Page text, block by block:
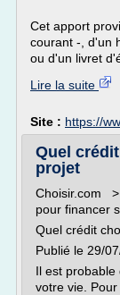
Cet apport
courant -, d'un
ou d'un livret
Lire la suite
Site : https://
Quel
projet
Choisir.com
pour financer
Quel crédit
Publié le 29/
Il est
votre vie.